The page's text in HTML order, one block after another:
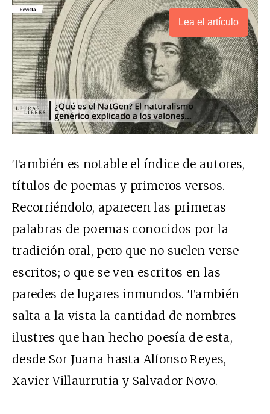
Lea el artículo
También es notable el índice de autores,
títulos de poemas y primeros versos.
Recorriéndolo, aparecen las primeras
palabras de poemas conocidos por la
tradición oral, pero que no suelen verse
escritos; o que se ven escritos en las
paredes de lugares inmundos. También
salta a la vista la cantidad de nombres
ilustres que han hecho poesía de esta,
desde Sor Juana hasta Alfonso Reyes,
Xavier Villaurrutia y Salvador Novo.